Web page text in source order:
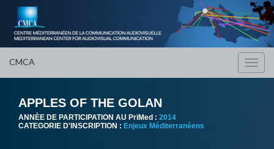
CMCA
APPLES OF THE GOLAN
ANNÈE DE PARTICIPATION AU PriMed : 2014
CATEGORIE D'INSCRIPTION : Enjeux Méditerranéens